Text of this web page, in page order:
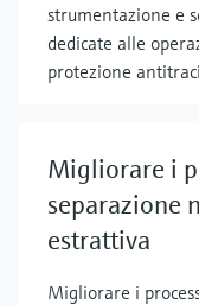
strumentazione e
dedicate alle
protezione
Migliorare i
separazione
estrattiva
Migliorare i